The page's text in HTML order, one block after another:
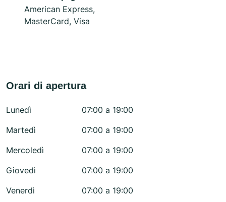
American Express,
MasterCard, Visa
Orari di apertura
Lunedì
07:00 a 19:00
Martedì
07:00 a 19:00
Mercoledì
07:00 a 19:00
Giovedì
07:00 a 19:00
Venerdì
07:00 a 19:00